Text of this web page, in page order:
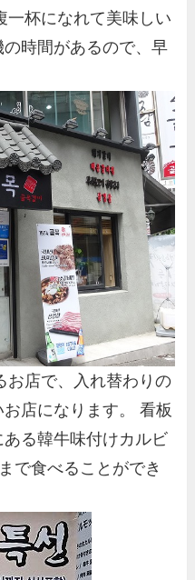
一杯になれて美味しい
時間があるので、早
お店で、入れ替わりの
店になります。 看板
る韓牛味付けカルビ
で食べることができ